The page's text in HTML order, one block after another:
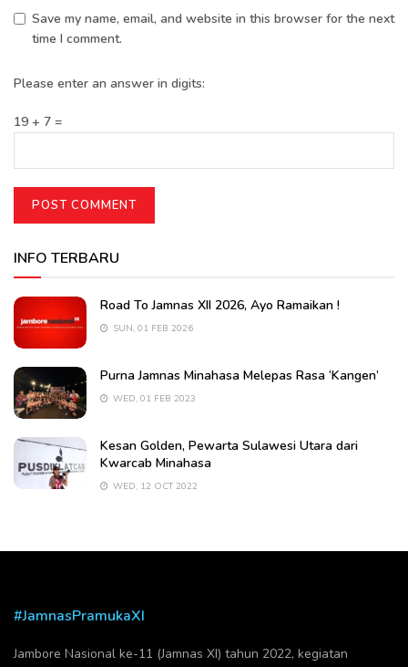
Save my name, email, and website in this browser for the next
time I comment.
Please enter an answer in digits:
19 + 7 =
INFO TERBARU
Road To Jamnas XII 2026, Ayo Ramaikan !
SUN, 01 FEB 2026
Purna Jamnas Minahasa Melepas Rasa ‘Kangen’
WED, 01 FEB 2023
Kesan Golden, Pewarta Sulawesi Utara dari
Kwarcab Minahasa
WED, 12 OCT 2022
#JamnasPramukaXI
Jambore Nasional ke-11 (Jamnas XI) tahun 2022, kegiatan